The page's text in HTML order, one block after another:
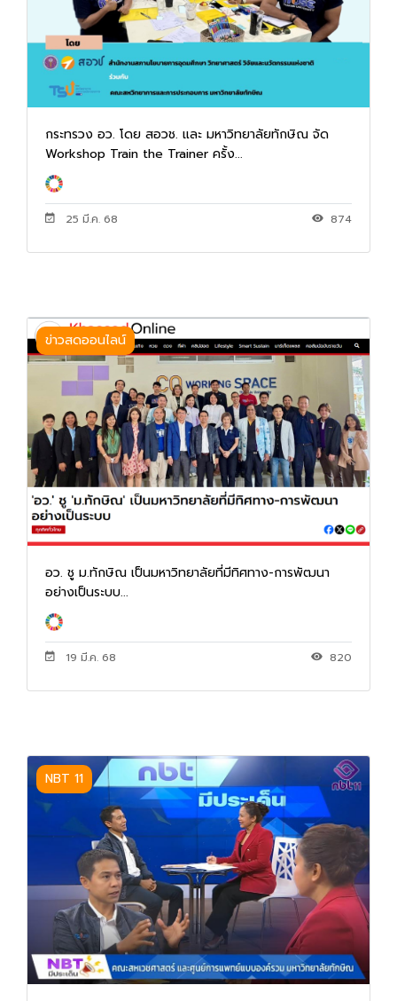
กระทรวง อว. โดย สอวช. และ มหาวิทยาลัยทักษิณ จัด
Workshop Train the Trainer ครั้ง...
25 มี.ค. 68 874
ข่าวสดออนไลน์
อว. ชู ม.ทักษิณ เป็นมหาวิทยาลัยที่มีทิศทาง-การพัฒนา
อย่างเป็นระบบ...
19 มี.ค. 68 820
NBT 11